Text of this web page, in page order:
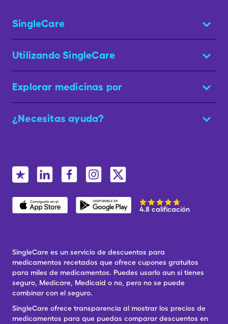
SingleCare
Utilizando SingleCare
Explorar medicinas por
¿Necesitas ayuda?
4.8 calificación
SingleCare es un servicio de descuentos para
medicamentos recetados que ofrece cupones gratuitos
para miles de medicamentos. Puedes usarlo aun si tienes
seguro, Medicare, Medicaid o no, pero no se puede
combinar con el seguro.
SingleCare ofrece transparencia al mostrar los precios de
medicamentos para que puedas comparar descuentos en